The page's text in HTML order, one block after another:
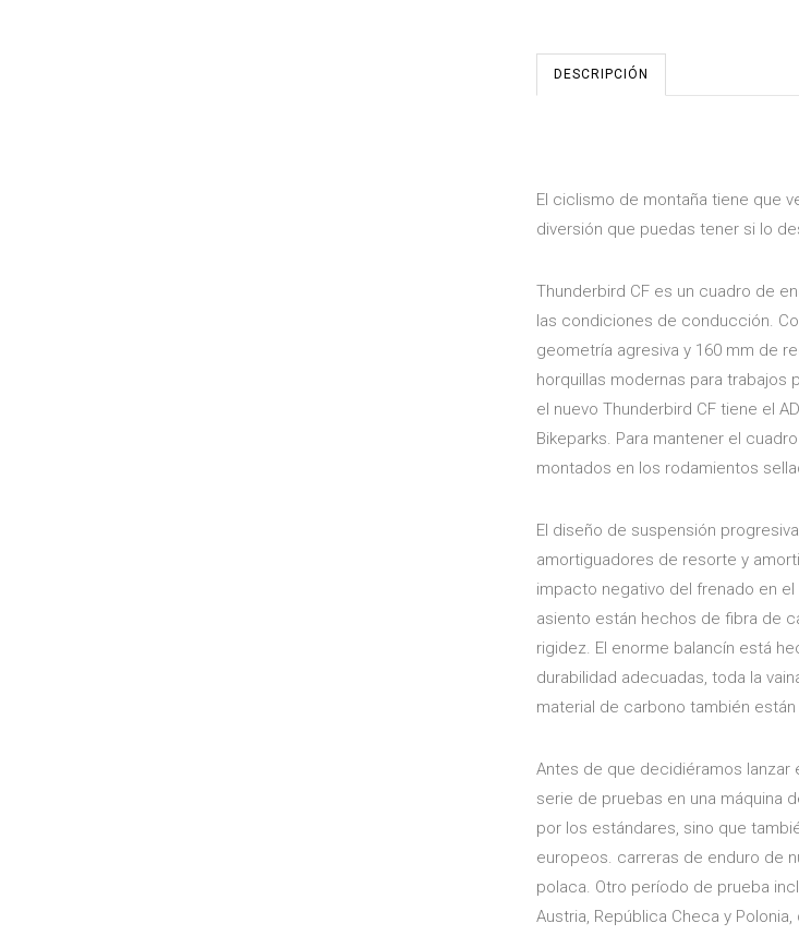
DESCRIPCIÓN
El ciclismo de montaña tiene que
diversión que puedas tener si lo
Thunderbird CF es un cuadro de
las condiciones de conducción.
geometría agresiva y 160 mm de
horquillas modernas para trabajos
el nuevo Thunderbird CF tiene el
Bikeparks. Para mantener el
montados en los rodamientos
El diseño de suspensión
amortiguadores de resorte y
impacto negativo del frenado en
asiento están hechos de fibra de
rigidez. El enorme balancín está
durabilidad adecuadas, toda la
material de carbono también
Antes de que decidiéramos lanzar
serie de pruebas en una máquina
por los estándares, sino que
europeos. carreras de enduro de
polaca. Otro período de prueba
Austria, República Checa y